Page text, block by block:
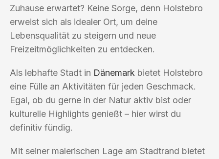
Zuhause erwartet? Keine Sorge, denn Holstebro
erweist sich als idealer Ort, um deine
Lebensqualität zu steigern und neue
Freizeitmöglichkeiten zu entdecken.
Als lebhafte Stadt in Dänemark bietet Holstebro
eine Fülle an Aktivitäten für jeden Geschmack.
Egal, ob du gerne in der Natur aktiv bist oder
kulturelle Highlights genießt – hier wirst du
definitiv fündig.
Mit seiner malerischen Lage am Stadtrand bietet